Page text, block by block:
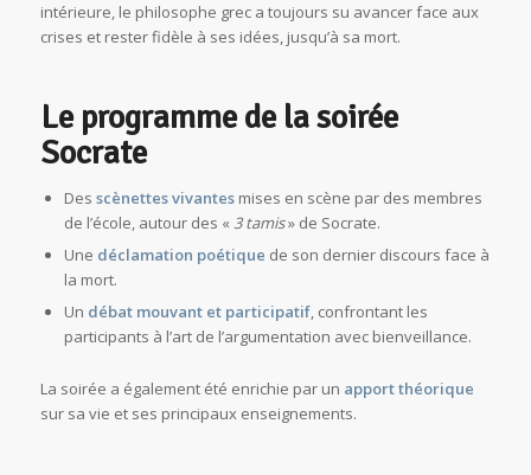
intérieure, le philosophe grec a toujours su avancer face aux
crises et rester fidèle à ses idées, jusqu’à sa mort.
Le programme de la soirée
Socrate
Des scènettes vivantesmises en scène par des membres
de l’école, autour des «3 tamis» de Socrate.
Une déclamation poétique de son dernier discours face à
la mort.
Un débat mouvant et participatif, confrontant les
participants à l’art de l’argumentation avec bienveillance.
La soirée a également été enrichie par un apport théorique
sur sa vie et ses principaux enseignements.